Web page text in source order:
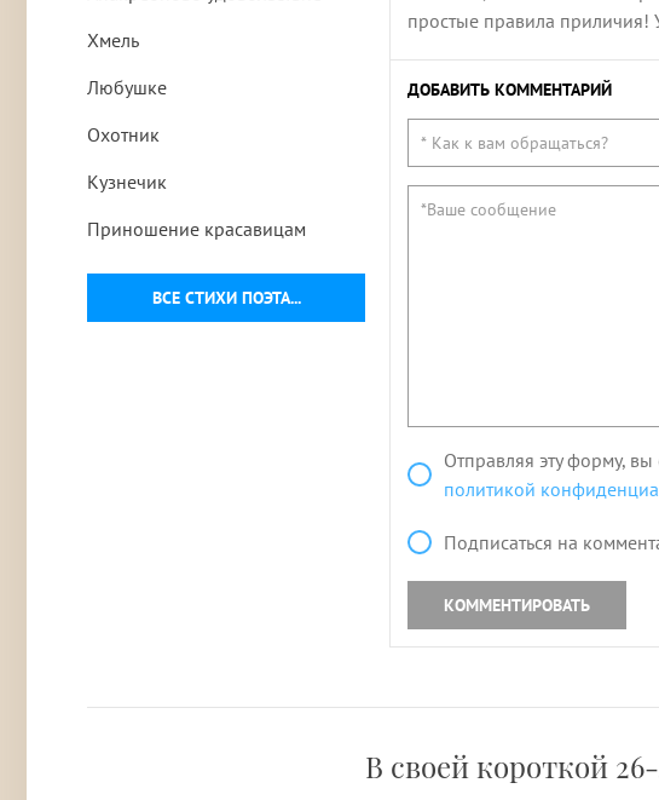
ВСЕ СТИХИ ПОЭТА...
Хмель
Любушке
Охотник
Кузнечик
Приношение красавицам
простые правила приличия!
ДОБАВИТЬ КОММЕНТАРИЙ
Отправляя эту форму, вы
политикой
Подписаться на
КОММЕНТИРОВАТЬ
В своей короткой